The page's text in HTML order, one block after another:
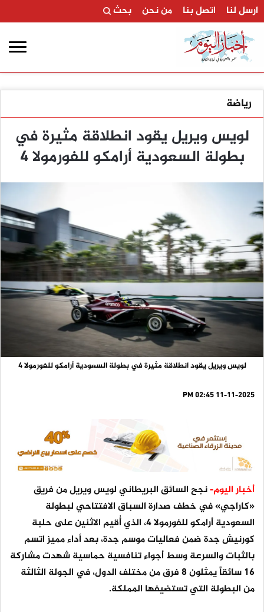
ارسل لنا اتصل بنا من نحن بحث
رياضة
لويس ويريل يقود انطلاقة مثيرة في
بطولة السعودية أرامكو للفورمولا 4
لويس ويريل يقود انطلاقة مثيرة في بطولة السعودية أرامكو للفورمولا 4
11-11-2025 02:45 PM
أخبار اليوم-نجح السائق البريطاني لويس ويريل من فريق
«كاراجي» في خطف صدارة السباق الافتتاحي لبطولة
السعودية أرامكو للفورمولا 4، الذي أُقيم الاثنين على حلبة
كورنيش جدة ضمن فعاليات موسم جدة، بعد أداء مميز اتسم
بالثبات والسرعة وسط أجواء تنافسية حماسية شهدت مشاركة
16 سائقاً يمثلون 8 فرق من مختلف الدول، في الجولة الثالثة
من البطولة التي تستضيفها المملكة.